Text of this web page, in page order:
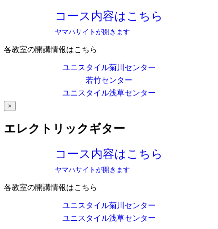
コース内容はこちら
ヤマハサイトが開きます
各教室の開講情報はこちら
ユニスタイル菊川センター
若竹センター
ユニスタイル浅草センター
×
エレクトリックギター
コース内容はこちら
ヤマハサイトが開きます
各教室の開講情報はこちら
ユニスタイル菊川センター
ユニスタイル浅草センター